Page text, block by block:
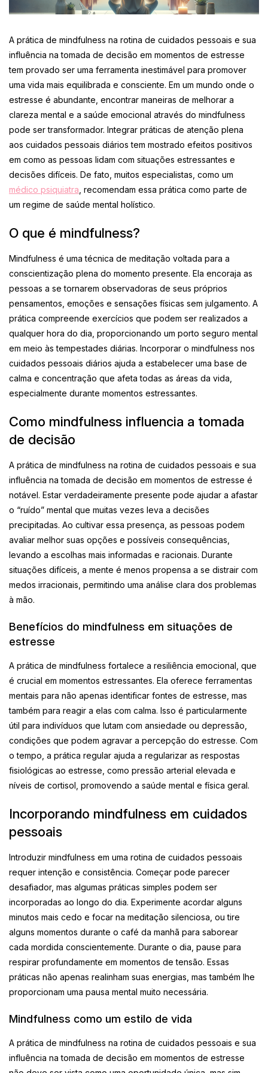
A prática de mindfulness na rotina de cuidados pessoais e sua
influência na tomada de decisão em momentos de estresse
tem provado ser uma ferramenta inestimável para promover
uma vida mais equilibrada e consciente. Em um mundo onde o
estresse é abundante, encontrar maneiras de melhorar a
clareza mental e a saúde emocional através do mindfulness
pode ser transformador. Integrar práticas de atenção plena
aos cuidados pessoais diários tem mostrado efeitos positivos
em como as pessoas lidam com situações estressantes e
decisões difíceis. De fato, muitos especialistas, como um
médico psiquiatra , recomendam essa prática como parte de
um regime de saúde mental holístico.
O que é mindfulness?
Mindfulness é uma técnica de meditação voltada para a
conscientização plena do momento presente. Ela encoraja as
pessoas a se tornarem observadoras de seus próprios
pensamentos, emoções e sensações físicas sem julgamento. A
prática compreende exercícios que podem ser realizados a
qualquer hora do dia, proporcionando um porto seguro mental
em meio às tempestades diárias. Incorporar o mindfulness nos
cuidados pessoais diários ajuda a estabelecer uma base de
calma e concentração que afeta todas as áreas da vida,
especialmente durante momentos estressantes.
Como mindfulness influencia a tomada
de decisão
A prática de mindfulness na rotina de cuidados pessoais e sua
influência na tomada de decisão em momentos de estresse é
notável. Estar verdadeiramente presente pode ajudar a afastar
o “ruído” mental que muitas vezes leva a decisões
precipitadas. Ao cultivar essa presença, as pessoas podem
avaliar melhor suas opções e possíveis consequências,
levando a escolhas mais informadas e racionais. Durante
situações difíceis, a mente é menos propensa a se distrair com
medos irracionais, permitindo uma análise clara dos problemas
à mão.
Benefícios do mindfulness em situações de
estresse
A prática de mindfulness fortalece a resiliência emocional, que
é crucial em momentos estressantes. Ela oferece ferramentas
mentais para não apenas identificar fontes de estresse, mas
também para reagir a elas com calma. Isso é particularmente
útil para indivíduos que lutam com ansiedade ou depressão,
condições que podem agravar a percepção do estresse. Com
o tempo, a prática regular ajuda a regularizar as respostas
fisiológicas ao estresse, como pressão arterial elevada e
níveis de cortisol, promovendo a saúde mental e física geral.
Incorporando mindfulness em cuidados
pessoais
Introduzir mindfulness em uma rotina de cuidados pessoais
requer intenção e consistência. Começar pode parecer
desafiador, mas algumas práticas simples podem ser
incorporadas ao longo do dia. Experimente acordar alguns
minutos mais cedo e focar na meditação silenciosa, ou tire
alguns momentos durante o café da manhã para saborear
cada mordida conscientemente. Durante o dia, pause para
respirar profundamente em momentos de tensão. Essas
práticas não apenas realinham suas energias, mas também lhe
proporcionam uma pausa mental muito necessária.
Mindfulness como um estilo de vida
A prática de mindfulness na rotina de cuidados pessoais e sua
influência na tomada de decisão em momentos de estresse